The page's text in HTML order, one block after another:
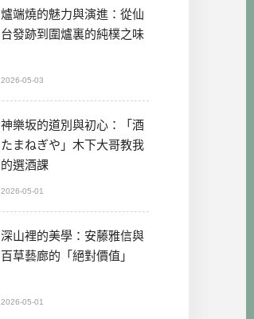
爐端燒的魅力與演進：從仙
台發跡到圍爐裏的純樸之味
2026-05-03
神樂坂的道別與初心：「酒
たまねぎや」木下大哥教我
的選酒課
2026-05-01
深山裡的美學：安藤雅信與
百草藝廊的「絕對價值」
2026-05-01